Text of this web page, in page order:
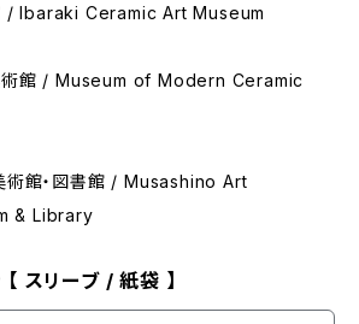
/ Ibaraki Ceramic Art Museum
術館 / Museum of Modern Ceramic
術館・図書館 / Musashino Art
& Library
スリーブ / 紙袋 】